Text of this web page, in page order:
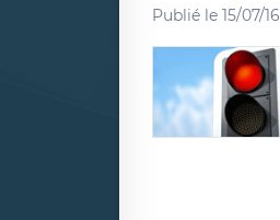
Publié le 15/07/16